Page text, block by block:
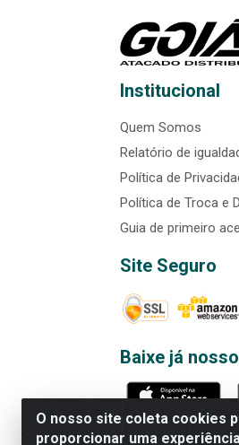
O nosso site coleta cookies
proporcionar uma
Institucional
Quem Somos
Relatório de
Política de
Política de Troca e
Guia de primeiro
Site Seguro
Baixe já